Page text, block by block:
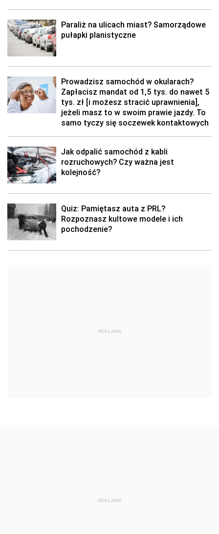
Paraliż na ulicach miast? Samorządowe
pułapki planistyczne
Prowadzisz samochód w okularach?
Zapłacisz mandat od 1,5 tys. do nawet 5
tys. zł [i możesz stracić uprawnienia],
jeżeli masz to w swoim prawie jazdy. To
samo tyczy się soczewek kontaktowych
Jak odpalić samochód z kabli
rozruchowych? Czy ważna jest
kolejność?
Quiz: Pamiętasz auta z PRL?
Rozpoznasz kultowe modele i ich
pochodzenie?
REKLAMA
REKLAMA